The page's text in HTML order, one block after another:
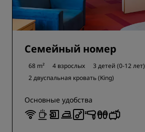
Семейный номер
68 m² 4 взрослых
3 детей (0-12 лет)
2 двуспальная кровать (King)
Основные удобства